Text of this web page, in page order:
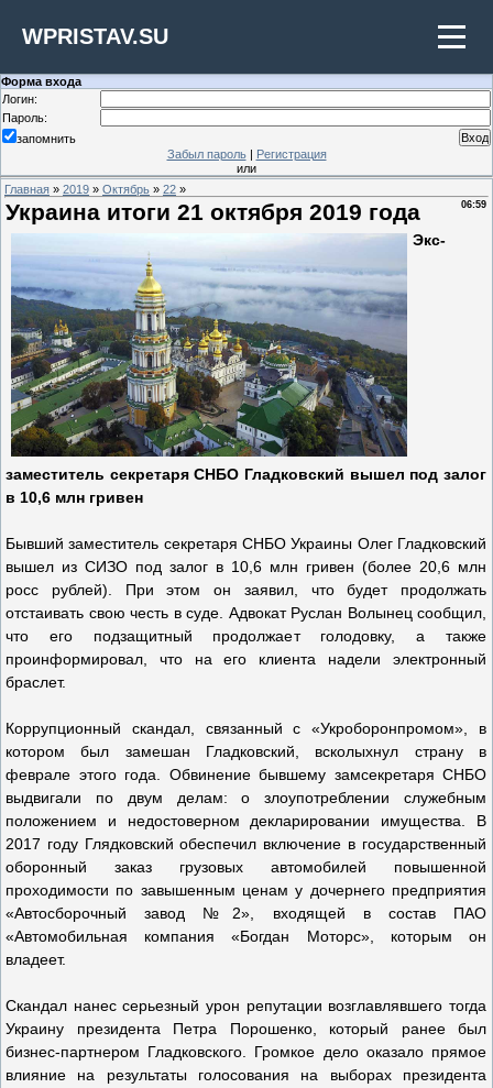
WPRISTAV.SU
Форма входа
Логин:
Пароль:
запомнить
Забыл пароль| Регистрация
или
Главная » 2019 » Октябрь » 22 »
06:59
Украина итоги 21 октября 2019 года
Экс-
заместитель секретаря СНБО Гладковский вышел под залог
в 10,6 млн гривен
Бывший заместитель секретаря СНБО Украины Олег Гладковский
вышел из СИЗО под залог в 10,6 млн гривен (более 20,6 млн
росс рублей). При этом он заявил, что будет продолжать
отстаивать свою честь в суде. Адвокат Руслан Волынец сообщил,
что его подзащитный продолжает голодовку, а также
проинформировал, что на его клиента надели электронный
браслет.
Коррупционный скандал, связанный с «Укроборонпромом», в
котором был замешан Гладковский, всколыхнул страну в
феврале этого года. Обвинение бывшему замсекретаря СНБО
выдвигали по двум делам: о злоупотреблении служебным
положением и недостоверном декларировании имущества. В
2017 году Глядковский обеспечил включение в государственный
оборонный заказ грузовых автомобилей повышенной
проходимости по завышенным ценам у дочернего предприятия
«Автосборочный завод №2», входящей в состав ПАО
«Автомобильная компания «Богдан Моторс», которым он
владеет.
Скандал нанес серьезный урон репутации возглавлявшего тогда
Украину президента Петра Порошенко, который ранее был
бизнес-партнером Гладковского. Громкое дело оказало прямое
влияние на результаты голосования на выборах президента